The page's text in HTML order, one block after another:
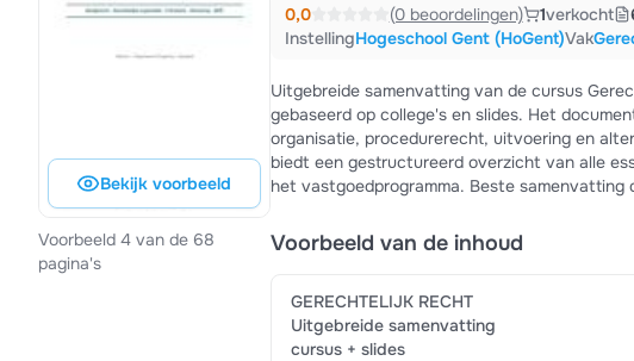
Bekijk voorbeeld
Voorbeeld 4 van de 68
pagina's
0,0 (0 beoordelingen) 1verkocht
InstellingHogeschool Gent (HoGent)Vak
Uitgebreide samenvatting van de cursus
gebaseerd op college's en slides. Het
organisatie, procedurerecht, uitvoering en
biedt een gestructureerd overzicht van alle
het vastgoedprogramma. Beste samenvatting
Voorbeeld van de inhoud
GERECHTELIJK RECHT
Uitgebreide samenvatting
cursus + slides